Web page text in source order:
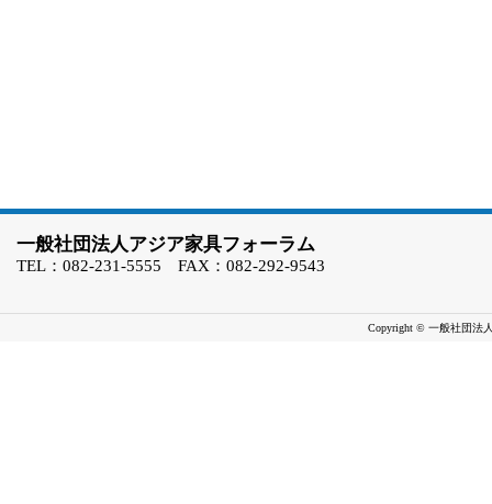
一般社団法人アジア家具フォーラム
TEL：082-231-5555 FAX：082-292-9543
Copyright © 一般社団法